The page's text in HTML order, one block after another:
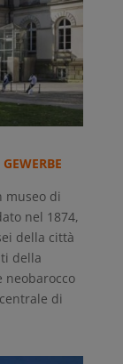
museo di
nel 1874,
della città
della
neobarocco
di